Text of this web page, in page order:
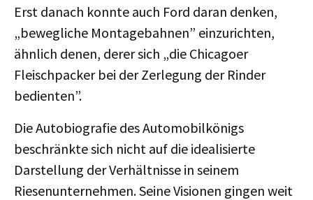
Erst danach konnte auch Ford daran denken,
„bewegliche Montagebahnen” einzurichten,
ähnlich denen, derer sich „die Chicagoer
Fleischpacker bei der Zerlegung der Rinder
bedienten”.
Die Autobiografie des Automobilkönigs
beschränkte sich nicht auf die idealisierte
Darstellung der Verhältnisse in seinem
Riesenunternehmen. Seine Visionen gingen weit